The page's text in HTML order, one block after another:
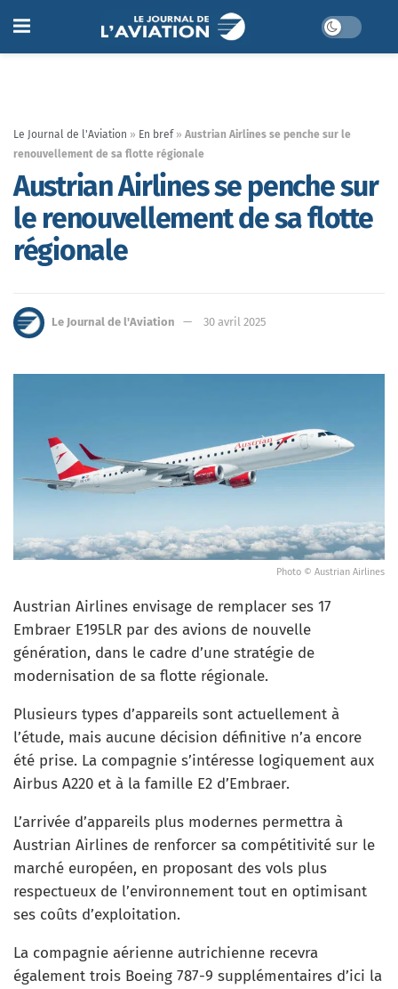
Le Journal de l'Aviation » En bref » Austrian Airlines se penche sur le
renouvellement de sa flotte régionale
Austrian Airlines se penche sur
le renouvellement de sa flotte
régionale
Le Journal de l'Aviation 30 avril 2025
Photo © Austrian Airlines
Austrian Airlines envisage de remplacer ses 17
Embraer E195LR par des avions de nouvelle
génération, dans le cadre d’une stratégie de
modernisation de sa flotte régionale.
Plusieurs types d’appareils sont actuellement à
l’étude, mais aucune décision définitive n’a encore
été prise. La compagnie s’intéresse logiquement aux
Airbus A220 et à la famille E2 d’Embraer.
L’arrivée d’appareils plus modernes permettra à
Austrian Airlines de renforcer sa compétitivité sur le
marché européen, en proposant des vols plus
respectueux de l’environnement tout en optimisant
ses coûts d’exploitation.
La compagnie aérienne autrichienne recevra
également trois Boeing 787-9 supplémentaires d’ici la